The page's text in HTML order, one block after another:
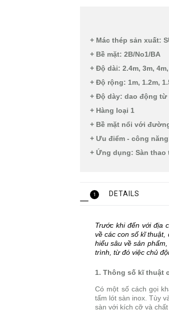
+ Mác thép sản xuất:
+ Bề mặt: 2B/No1/BA
+ Độ dài: 2.4m, 3m,
+ Độ rộng: 1m, 1.2m,
+ Độ dày: dao động từ
+ Hàng loại 1
+ Bề mặt nổi với
+ Ưu điểm - công
+ Ứng dụng: Sàn
1 DETAILS
Trước khi đến với địa
về các con số kĩ thuật,
hiểu sâu về sản
trình, từ đó việc chủ
1. Thông số kĩ thuật
Có một số cách gọi
tấm lót sàn inox. Tùy
sàn với kích cỡ và